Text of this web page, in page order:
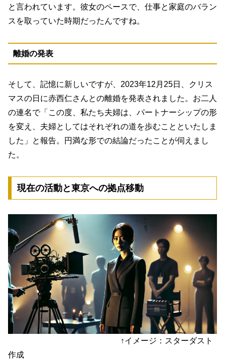
と言われています。彼女のペースで、仕事と家庭のバラン
スを取っていた時期だったんですね。
離婚の発表
そして、記憶に新しいですが、2023年12月25日、クリス
マスの日に赤西仁さんとの離婚を発表されました。お二人
の連名で「この度、私たち夫婦は、パートナーシップの形
を変え、夫婦としてはそれぞれの道を歩むことといたしま
した」と報告。円満な形での結論だったことが伺えまし
た。
現在の活動と東京への拠点移動
↑イメージ：スターダスト
作成